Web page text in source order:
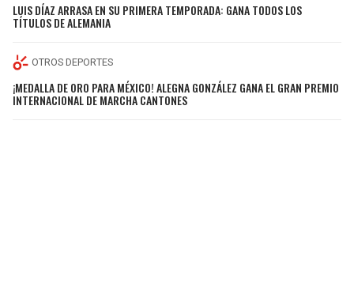
LUIS DÍAZ ARRASA EN SU PRIMERA TEMPORADA: GANA TODOS LOS
TÍTULOS DE ALEMANIA
OTROS DEPORTES
¡MEDALLA DE ORO PARA MÉXICO! ALEGNA GONZÁLEZ GANA EL GRAN PREMIO
INTERNACIONAL DE MARCHA CANTONES